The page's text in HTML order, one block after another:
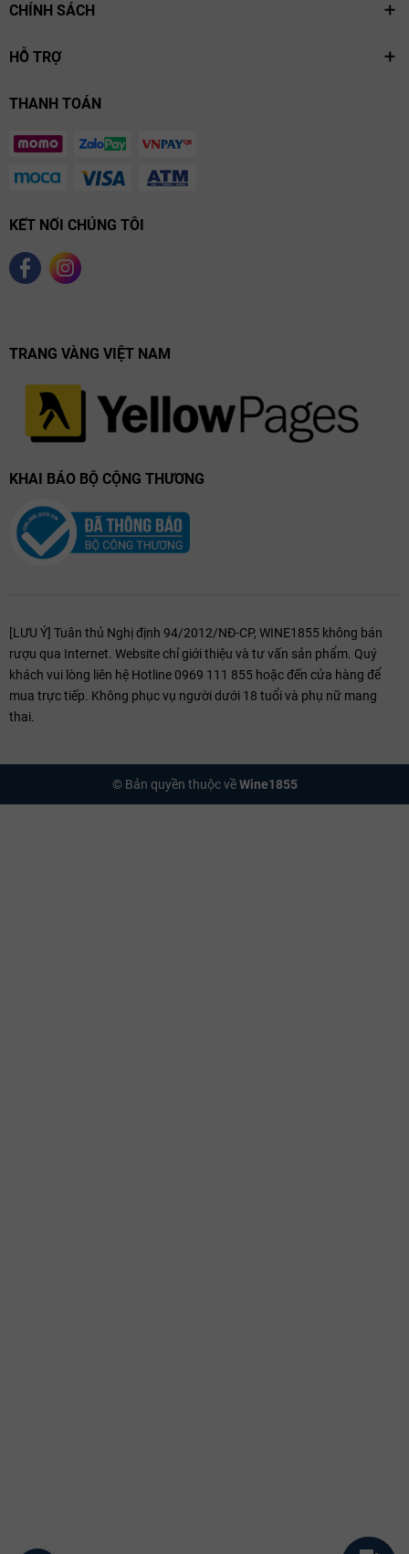
CHÍNH SÁCH
HỖ TRỢ
THANH TOÁN
KẾT NỐI CHÚNG TÔI
TRANG VÀNG VIỆT NAM
KHAI BÁO BỘ CỘNG THƯƠNG
[LƯU Ý] Tuân thủ Nghị định 94/2012/NĐ-CP, WINE1855 không bán
rượu qua Internet. Website chỉ giới thiệu và tư vấn sản phẩm. Quý
khách vui lòng liên hệ Hotline 0969 111 855 hoặc đến cửa hàng để
mua trực tiếp. Không phục vụ người dưới 18 tuổi và phụ nữ mang
thai.
© Bản quyền thuộc vềWine1855